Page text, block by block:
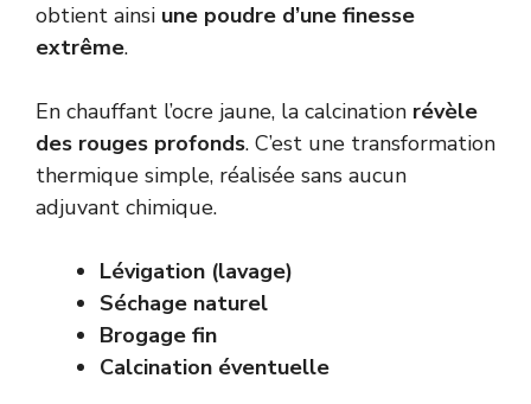
obtient ainsi une poudre d’une finesse
extrême.
En chauffant l’ocre jaune, la calcination révèle
des rouges profonds. C’est une transformation
thermique simple, réalisée sans aucun
adjuvant chimique.
Lévigation (lavage)
Séchage naturel
Brogage fin
Calcination éventuelle